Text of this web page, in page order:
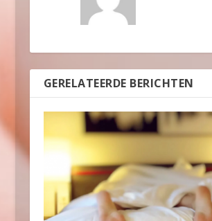
GERELATEERDE BERICHTEN